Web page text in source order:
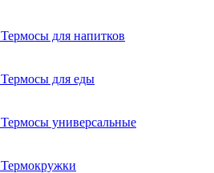
Термосы для напитков
Термосы для еды
Термосы универсальные
Термокружки